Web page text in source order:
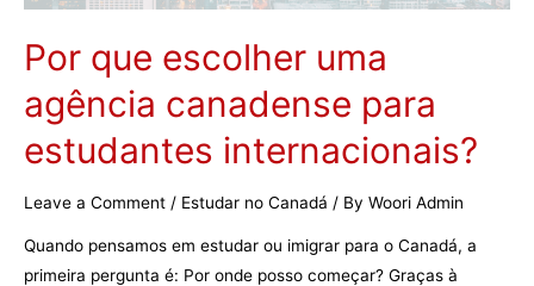
Por que escolher uma
agência canadense para
estudantes internacionais?
Leave a Comment / Estudar no Canadá / By Woori Admin
Quando pensamos em estudar ou imigrar para o Canadá, a
primeira pergunta é: Por onde posso começar? Graças à